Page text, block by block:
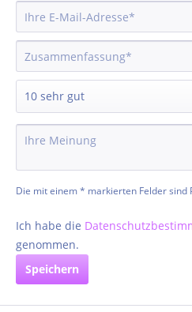
Die mit einem * markierten Felder sind
Ich habe die
genommen.
Speichern